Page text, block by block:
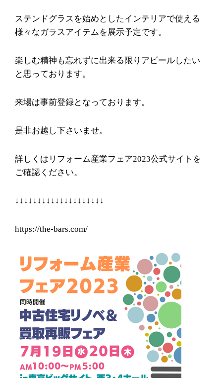
ステンドグラスを始めとしたインテリアで使える
様々なガラスアイテムを展示予定です。
楽しむ精神も忘れずに出来る限りアピールしたい
と思っております。
来場は事前登録となっております。
是非お越し下さいませ。
詳しくはリフォーム産業フェア2023公式サイトを
ご確認ください。
↓↓↓↓↓↓↓↓↓↓↓↓↓↓↓↓↓↓↓↓
https://the-bars.com/